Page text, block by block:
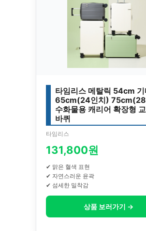
타임리스 메탈릭 54cm
65cm(24인치) 75cm(28
수화물용 캐리어 확장형
바퀴
타임리스
131,800원
✔ 맑은 혈색 표현
✔ 자연스러운 윤곽
✔ 섬세한 밀착감
상품 보러가기 →